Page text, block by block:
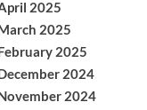
2025
2025
2025
2024
2024